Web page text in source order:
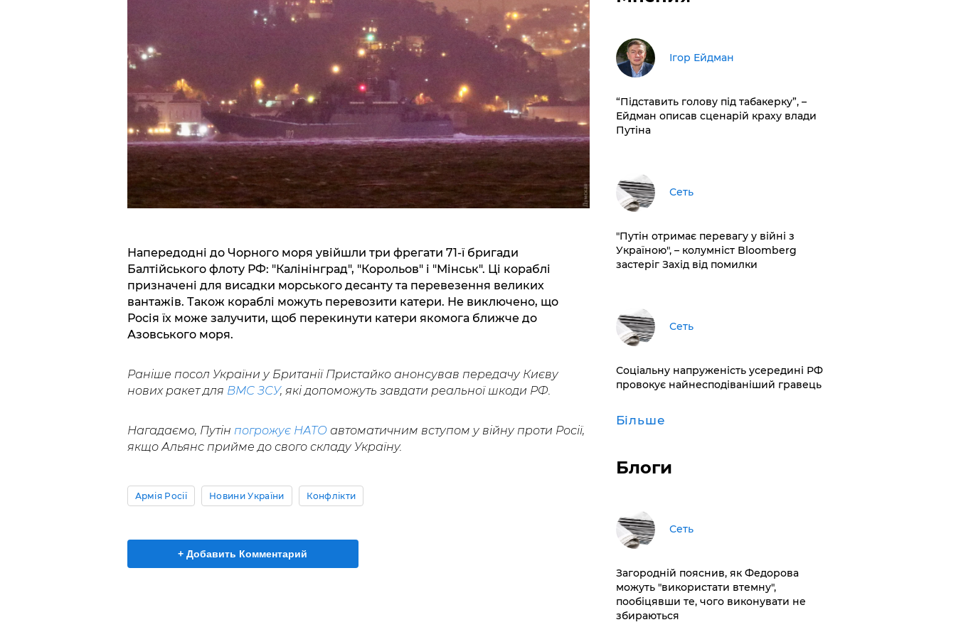
Напередодні до Чорного моря увійшли три фрегати 71-ї бригади
Балтійського флоту РФ: "Калінінград", "Корольов" і "Мінськ". Ці кораблі
призначені для висадки морського десанту та перевезення великих
вантажів. Також кораблі можуть перевозити катери. Не виключено, що
Росія їх може залучити, щоб перекинути катери якомога ближче до
Азовського моря.
Раніше посол України у Британії Пристайко анонсував передачу Києву
нових ракет для ВМС ЗСУ, які допоможуть завдати реальної шкоди РФ.
Нагадаємо, Путін погрожує НАТО автоматичним вступом у війну проти Росії,
якщо Альянс прийме до свого складу Україну.
Армія Росії Новини України Конфлікти
+ Добавить Комментарий
Ігор Ейдман
​“Підставить голову під табакерку”, –
Ейдман описав сценарій краху влади
Путіна
Сеть
"Путін отримає перевагу у війні з
Україною", – колумніст Bloomberg
застеріг Захід від помилки
Сеть
Соціальну напруженість усередині РФ
провокує найнесподіваніший гравець
Більше
Блоги
Сеть
Загородній пояснив, як Федорова
можуть "використати втемну",
пообіцявши те, чого виконувати не
збираються